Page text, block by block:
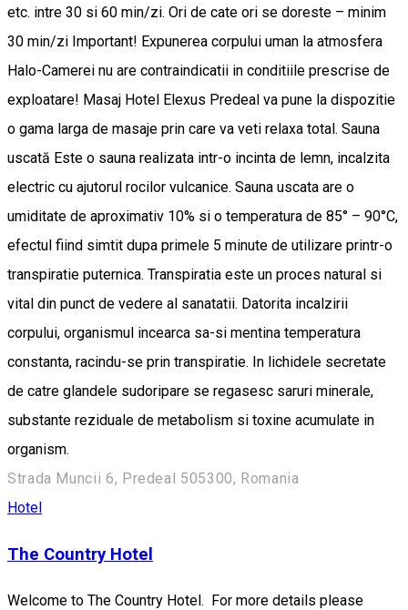
etc. intre 30 si 60 min/zi. Ori de cate ori se doreste – minim
30 min/zi Important! Expunerea corpului uman la atmosfera
Halo-Camerei nu are contraindicatii in conditiile prescrise de
exploatare! Masaj Hotel Elexus Predeal va pune la dispozitie
o gama larga de masaje prin care va veti relaxa total. Sauna
uscată Este o sauna realizata intr-o incinta de lemn, incalzita
electric cu ajutorul rocilor vulcanice. Sauna uscata are o
umiditate de aproximativ 10% si o temperatura de 85° – 90°C,
efectul fiind simtit dupa primele 5 minute de utilizare printr-o
transpiratie puternica. Transpiratia este un proces natural si
vital din punct de vedere al sanatatii. Datorita incalzirii
corpului, organismul incearca sa-si mentina temperatura
constanta, racindu-se prin transpiratie. In lichidele secretate
de catre glandele sudoripare se regasesc saruri minerale,
substante reziduale de metabolism si toxine acumulate in
organism.
Strada Muncii 6, Predeal 505300, Romania
Hotel
The Country Hotel
Welcome to The Country Hotel. For more details please